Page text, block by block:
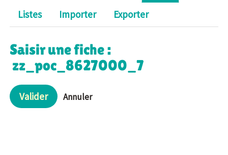
Listes
Importer Exporter
Saisir une fiche :
zz_poc_8627000_7
Valider Annuler